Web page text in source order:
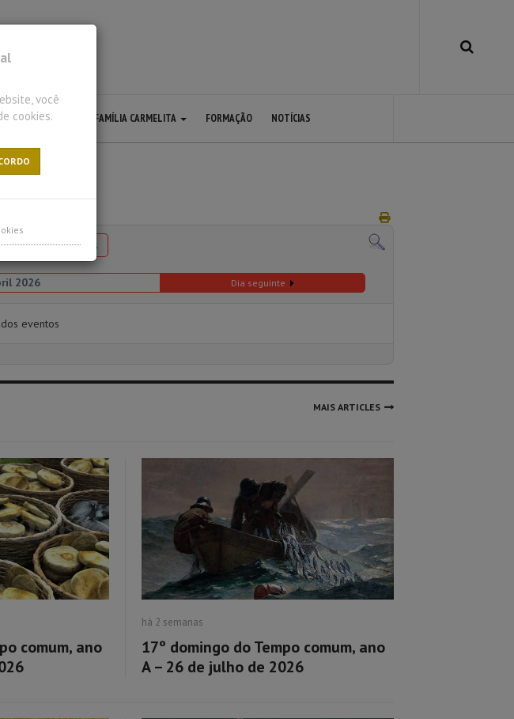
CARMELITA FAMÍLIA CARMELITA FORMAÇÃO NOTÍCIAS
Ir para o mês
2026 Dia seguinte
eventos
MAIS ARTICLES
comum, ano
há 2 semanas
17º domingo do Tempo comum, ano
A – 26 de julho de 2026
você
cookies.